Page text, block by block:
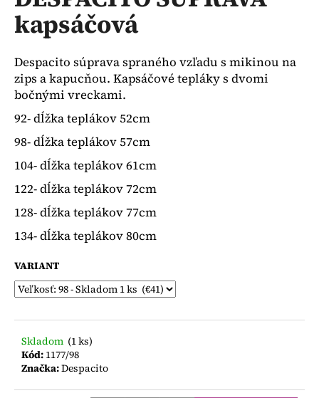
0,0
z
hviezdičiek.
kapsáčová
Despacito súprava spraného vzľadu s mikinou na
zips a kapucňou. Kapsáčové tepláky s dvomi
bočnými vreckami.
92- dĺžka teplákov 52cm
98- dĺžka teplákov 57cm
104- dĺžka teplákov 61cm
122- dĺžka teplákov 72cm
128- dĺžka teplákov 77cm
134- dĺžka teplákov 80cm
VARIANT
Skladom (1 ks)
Kód: 1177/98
Značka:Despacito
á
j
s
ť
?
HĽADAŤ
O
d
p
o
r
č
a
m
e